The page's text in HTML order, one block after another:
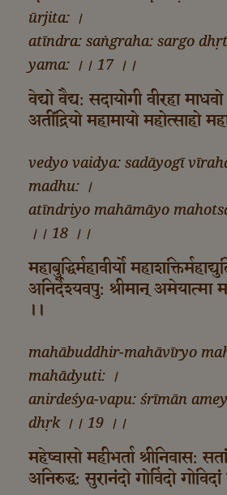
ūrjita: ।
atīndra: saṅgraha: sargo
yama: ।। 17 ।।
वेद्यो वैद्य: सदायोगी वीरहा
अतींद्रियो महामायो महोत्साहो
vedyo vaidya: sadāyogī
madhu: ।
atīndriyo mahāmāyo
।। 18 ।।
महाबुद्धिर्महावीर्यो
अनिर्देश्यवपु: श्रीमान् अमेयात्मा
।।
mahābuddhir-mahāvīryo
mahādyuti: ।
anirdeśya-vapu: śrīmān
dhṛk ।। 19 ।।
महेष्वासो महीभर्ता श्रीनिवास:
अनिरुद्ध: सुरानंदो गोविंदो